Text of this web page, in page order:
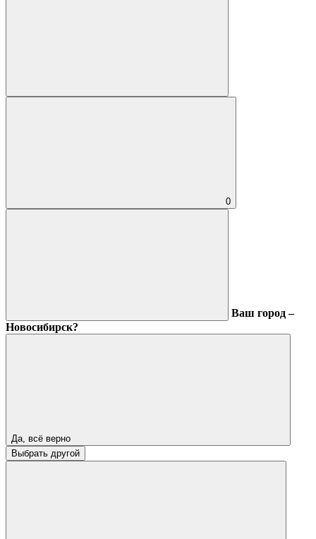
0
Ваш город –
Новосибирск?
Да, всё верно
Выбрать другой